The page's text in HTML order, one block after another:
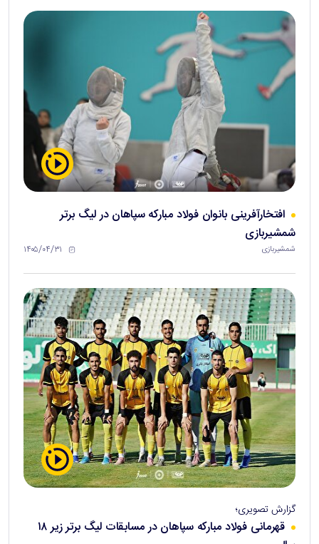
افتخارآفرینی بانوان فولاد مبارکه سپاهان در لیگ برتر
شمشیربازی
شمشیربازی ۱۴۰۵/۰۴/۳۱
گزارش تصویری؛
قهرمانی فولاد مبارکه سپاهان در مسابقات لیگ برتر زیر ۱۸